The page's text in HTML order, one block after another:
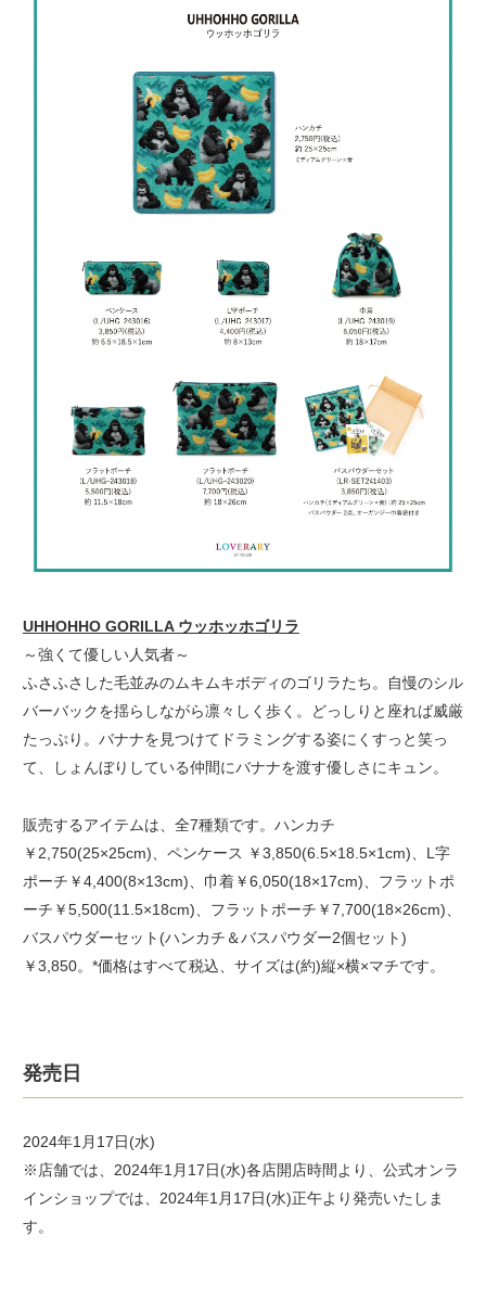
UHHOHHO GORILLA ウッホッホゴリラ
～強くて優しい人気者～
ふさふさした毛並みのムキムキボディのゴリラたち。自慢のシル
バーバックを揺らしながら凛々しく歩く。どっしりと座れば威厳
たっぷり。バナナを見つけてドラミングする姿にくすっと笑っ
て、しょんぼりしている仲間にバナナを渡す優しさにキュン。
販売するアイテムは、全7種類です。ハンカチ
￥2,750(25×25cm)、ペンケース ￥3,850(6.5×18.5×1cm)、L字
ポーチ￥4,400(8×13cm)、巾着￥6,050(18×17cm)、フラットポ
ーチ￥5,500(11.5×18cm)、フラットポーチ￥7,700(18×26cm)、
バスパウダーセット(ハンカチ＆バスパウダー2個セット)
￥3,850。*価格はすべて税込、サイズは(約)縦×横×マチです。
発売日
2024年1月17日(水)
※店舗では、2024年1月17日(水)各店開店時間より、公式オンラ
インショップでは、2024年1月17日(水)正午より発売いたしま
す。